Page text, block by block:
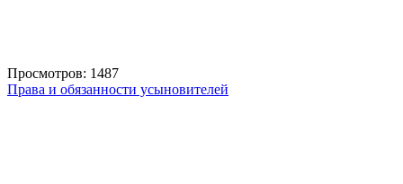
Просмотров: 1487
Права и обязанности усыновителей